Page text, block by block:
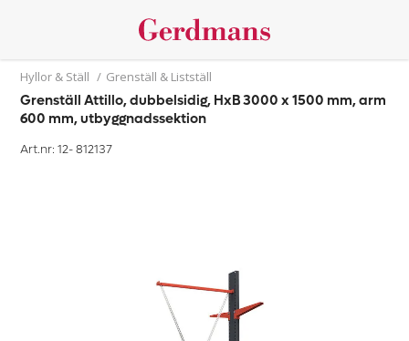
Hyllor & Ställ / Grenställ & Listställ
Grenställ Attillo, dubbelsidig, HxB 3000 x 1500 mm, arm
600 mm, utbyggnadssektion
Art.nr: 12-812137